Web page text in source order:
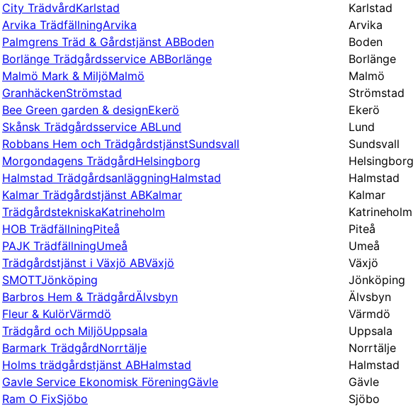
City TrädvårdKarlstad Karlstad
Arvika TrädfällningArvika Arvika
Palmgrens Träd & Gårdstjänst ABBoden Boden
Borlänge Trädgårdsservice ABBorlänge Borlänge
Malmö Mark & MiljöMalmö Malmö
GranhäckenStrömstad Strömstad
Bee Green garden & designEkerö Ekerö
Skånsk Trädgårdsservice ABLund Lund
Robbans Hem och TrädgårdstjänstSundsvall Sundsvall
Morgondagens TrädgårdHelsingborg Helsingborg
Halmstad TrädgårdsanläggningHalmstad Halmstad
Kalmar Trädgårdstjänst ABKalmar Kalmar
TrädgårdstekniskaKatrineholm Katrineholm
HOB TrädfällningPiteå Piteå
PAJK TrädfällningUmeå Umeå
Trädgårdstjänst i Växjö ABVäxjö Växjö
SMOTTJönköping Jönköping
Barbros Hem & TrädgårdÄlvsbyn Älvsbyn
Fleur & KulörVärmdö Värmdö
Trädgård och MiljöUppsala Uppsala
Barmark TrädgårdNorrtälje Norrtälje
Holms trädgårdstjänst ABHalmstad Halmstad
Gavle Service Ekonomisk FöreningGävle Gävle
Ram O FixSjöbo Sjöbo